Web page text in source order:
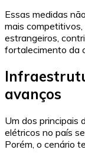
Essas medidas
mais
estrangeiros,
fortalecimento da
avanços
Um dos principais
elétricos no país
Porém, o cenário